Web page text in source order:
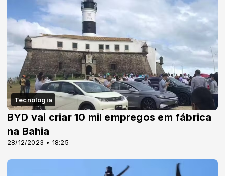
Tecnologia
28/12/2023 • 18:25
BYD vai criar 10 mil empregos em fábrica
na Bahia